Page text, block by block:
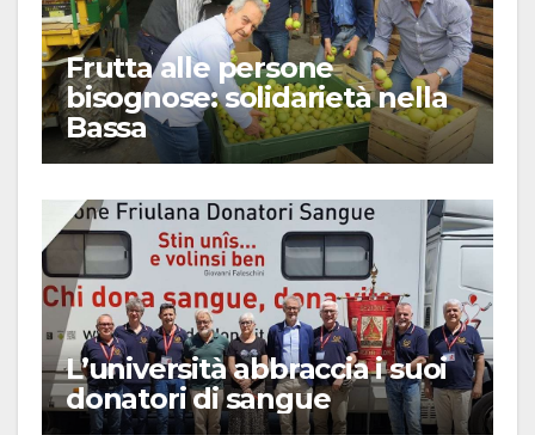
Frutta alle persone
bisognose: solidarietà nella
Bassa
L’università abbraccia i suoi
donatori di sangue